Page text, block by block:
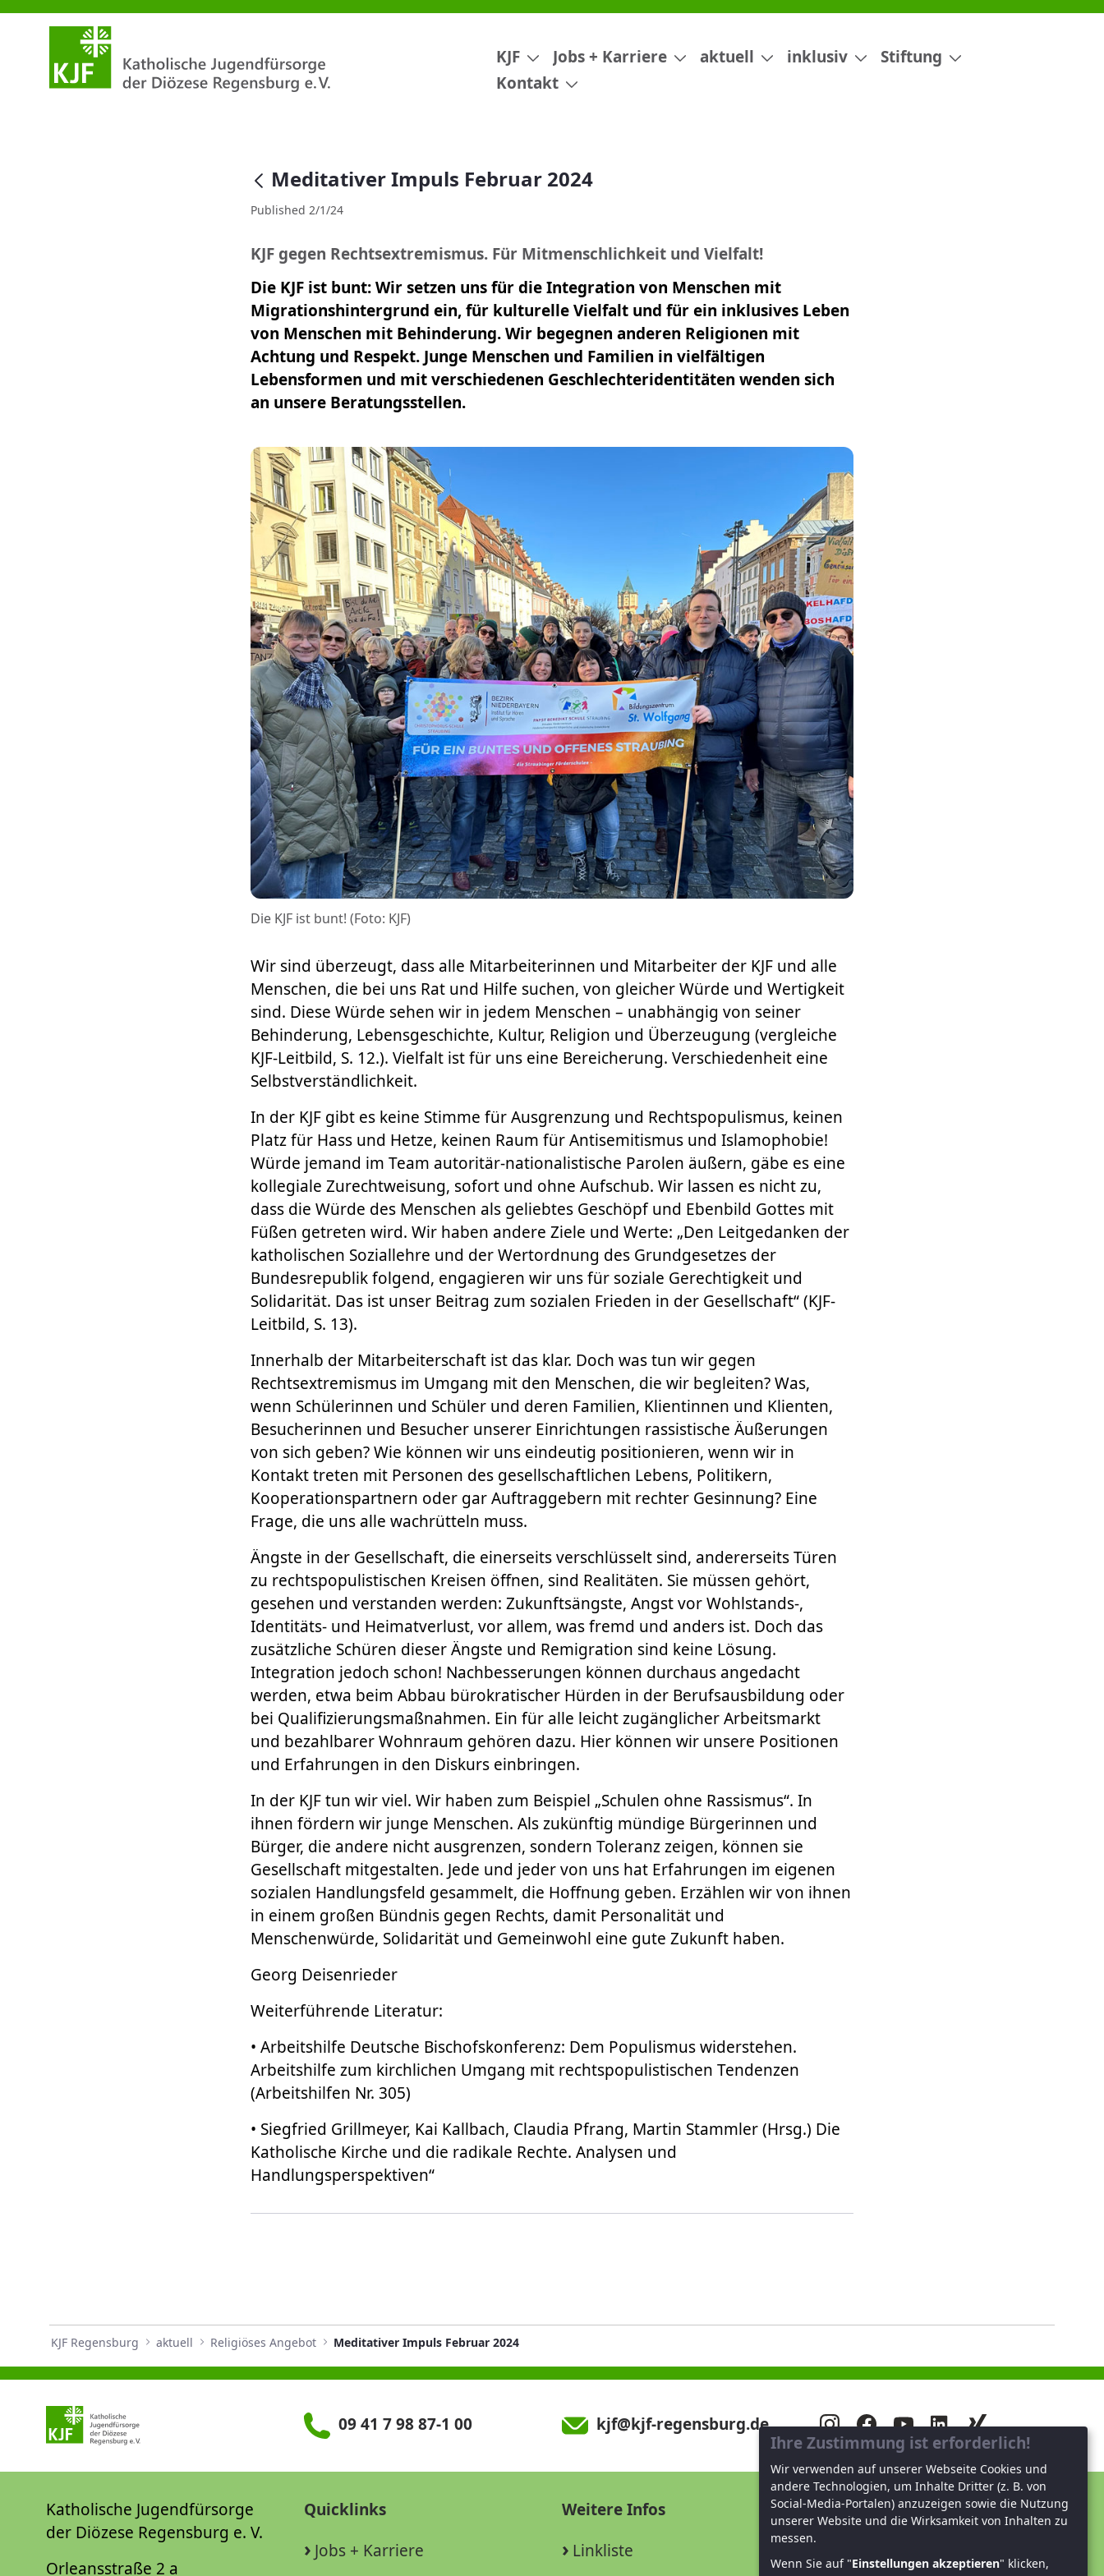
Meditativer Impuls Februar 2024
KJF Jobs + Karriere aktuell inklusiv
Stiftung
Kontakt
null
Meditativer Impuls Februar 2024
Published 2/1/24
KJF gegen Rechtsextremismus. Für Mitmenschlichkeit und Vielfalt!
Die KJF ist bunt: Wir setzen uns für die Integration von Menschen mit
Migrationshintergrund ein, für kulturelle Vielfalt und für ein inklusives Leben
von Menschen mit Behinderung. Wir begegnen anderen Religionen mit
Achtung und Respekt. Junge Menschen und Familien in vielfältigen
Lebensformen und mit verschiedenen Geschlechteridentitäten wenden sich
an unsere Beratungsstellen.
Die KJF ist bunt! (Foto: KJF)
Wir sind überzeugt, dass alle Mitarbeiterinnen und Mitarbeiter der KJF und alle
Menschen, die bei uns Rat und Hilfe suchen, von gleicher Würde und Wertigkeit
sind. Diese Würde sehen wir in jedem Menschen – unabhängig von seiner
Behinderung, Lebensgeschichte, Kultur, Religion und Überzeugung (vergleiche
KJF-Leitbild, S. 12.). Vielfalt ist für uns eine Bereicherung. Verschiedenheit eine
Selbstverständlichkeit.
In der KJF gibt es keine Stimme für Ausgrenzung und Rechtspopulismus, keinen
Platz für Hass und Hetze, keinen Raum für Antisemitismus und Islamophobie!
Würde jemand im Team autoritär-nationalistische Parolen äußern, gäbe es eine
kollegiale Zurechtweisung, sofort und ohne Aufschub. Wir lassen es nicht zu,
dass die Würde des Menschen als geliebtes Geschöpf und Ebenbild Gottes mit
Füßen getreten wird. Wir haben andere Ziele und Werte: „Den Leitgedanken der
katholischen Soziallehre und der Wertordnung des Grundgesetzes der
Bundesrepublik folgend, engagieren wir uns für soziale Gerechtigkeit und
Solidarität. Das ist unser Beitrag zum sozialen Frieden in der Gesellschaft“ (KJF-
Leitbild, S. 13).
Innerhalb der Mitarbeiterschaft ist das klar. Doch was tun wir gegen
Rechtsextremismus im Umgang mit den Menschen, die wir begleiten? Was,
wenn Schülerinnen und Schüler und deren Familien, Klientinnen und Klienten,
Besucherinnen und Besucher unserer Einrichtungen rassistische Äußerungen
von sich geben? Wie können wir uns eindeutig positionieren, wenn wir in
Kontakt treten mit Personen des gesellschaftlichen Lebens, Politikern,
Kooperationspartnern oder gar Auftraggebern mit rechter Gesinnung? Eine
Frage, die uns alle wachrütteln muss.
Ängste in der Gesellschaft, die einerseits verschlüsselt sind, andererseits Türen
zu rechtspopulistischen Kreisen öffnen, sind Realitäten. Sie müssen gehört,
gesehen und verstanden werden: Zukunftsängste, Angst vor Wohlstands-,
Identitäts- und Heimatverlust, vor allem, was fremd und anders ist. Doch das
zusätzliche Schüren dieser Ängste und Remigration sind keine Lösung.
Integration jedoch schon! Nachbesserungen können durchaus angedacht
werden, etwa beim Abbau bürokratischer Hürden in der Berufsausbildung oder
bei Qualifizierungsmaßnahmen. Ein für alle leicht zugänglicher Arbeitsmarkt
und bezahlbarer Wohnraum gehören dazu. Hier können wir unsere Positionen
und Erfahrungen in den Diskurs einbringen.
In der KJF tun wir viel. Wir haben zum Beispiel „Schulen ohne Rassismus“. In
ihnen fördern wir junge Menschen. Als zukünftig mündige Bürgerinnen und
Bürger, die andere nicht ausgrenzen, sondern Toleranz zeigen, können sie
Gesellschaft mitgestalten. Jede und jeder von uns hat Erfahrungen im eigenen
sozialen Handlungsfeld gesammelt, die Hoffnung geben. Erzählen wir von ihnen
in einem großen Bündnis gegen Rechts, damit Personalität und
Menschenwürde, Solidarität und Gemeinwohl eine gute Zukunft haben.
Georg Deisenrieder
Weiterführende Literatur:
• Arbeitshilfe Deutsche Bischofskonferenz: Dem Populismus widerstehen.
Arbeitshilfe zum kirchlichen Umgang mit rechtspopulistischen Tendenzen
(Arbeitshilfen Nr. 305)
• Siegfried Grillmeyer, Kai Kallbach, Claudia Pfrang, Martin Stammler (Hrsg.) Die
Katholische Kirche und die radikale Rechte. Analysen und
Handlungsperspektiven“
KJF Regensburg aktuell Religiöses Angebot Meditativer Impuls Februar 2024
09 41 7 98 87-1 00 kjf@kjf-regensburg.de
Katholische Jugendfürsorge
der Diözese Regensburg e. V.
Orleansstraße 2 a
Quicklinks
Jobs + Karriere
Weitere Infos
Linkliste
Unterstützen Sie uns!
Ihre Zustimmung ist erforderlich!
Wir verwenden auf unserer Webseite Cookies und
andere Technologien, um Inhalte Dritter (z. B. von
Social-Media-Portalen) anzuzeigen sowie die Nutzung
unserer Website und die Wirksamkeit von Inhalten zu
messen.
Wenn Sie auf "Einstellungen akzeptieren" klicken,